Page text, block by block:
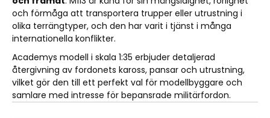
och förmåga att transportera trupper eller utrustning i
olika terrängtyper, och den har varit i tjänst i många
internationella konflikter.
Academys modell i skala 1:35 erbjuder detaljerad
återgivning av fordonets kaross, pansar och utrustning,
vilket gör den till ett perfekt val för modellbyggare och
samlare med intresse för bepansrade militärfordon.